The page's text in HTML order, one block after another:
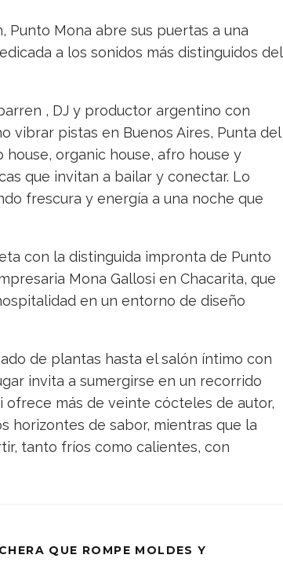
Punto Mona abre sus puertas a una
a los sonidos más distinguidos del
, DJ y productor argentino con
vibrar pistas en Buenos Aires, Punta del
house, organic house, afro house y
que invitan a bailar y conectar. Lo
frescura y energía a una noche que
con la distinguida impronta de Punto
Mona Gallosi en Chacarita, que
en un entorno de diseño
de plantas hasta el salón íntimo con
invita a sumergirse en un recorrido
ofrece más de veinte cócteles de autor,
horizontes de sabor, mientras que la
tanto fríos como calientes, con
QUE ROMPE MOLDES Y